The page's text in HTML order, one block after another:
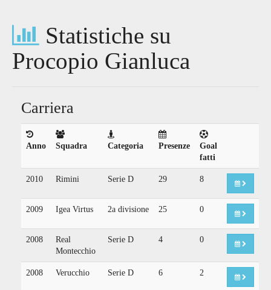
Statistiche su
Procopio Gianluca
Carriera
Anno Squadra Categoria Presenze
Goal
fatti
2010 Rimini Serie D 29 8
2009 Igea Virtus 2a divisione 25 0
2008
Real
Montecchio
Serie D 4 0
2008 Verucchio Serie D 6 2